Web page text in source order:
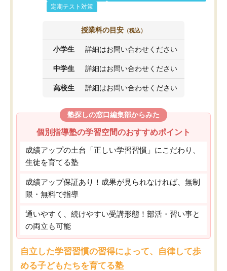
定期テスト対策
授業料の目安 （税込）
小学生 詳細はお問い合わせください
中学生 詳細はお問い合わせください
高校生 詳細はお問い合わせください
塾探しの窓口編集部からみた
個別指導塾の学習空間のおすすめポイント
成績アップの土台「正しい学習習慣」にこだわり、
生徒を育てる塾
成績アップ保証あり！成果が見られなければ、無制
限・無料で指導
通いやすく、続けやすい受講形態！部活・習い事と
の両立も可能
自立した学習習慣の習得によって、自律して歩
める子どもたちを育てる塾